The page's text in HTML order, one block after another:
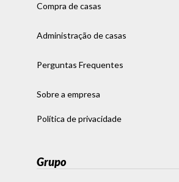
Compra de casas
Administração de casas
Perguntas Frequentes
Sobre a empresa
Política de privacidade
Grupo